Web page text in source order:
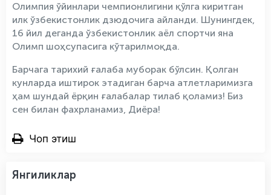
Олимпия ўйинлари чемпионлигини қўлга киритган
илк ўзбекистонлик дзюдочига айланди. Шунингдек,
16 йил деганда ўзбекистонлик аёл спортчи яна
Олимп шоҳсупасига кўтарилмоқда.
Барчага тарихий ғалаба муборак бўлсин. Қолган
кунларда иштирок этадиган барча атлетларимизга
ҳам шундай ёрқин ғалабалар тилаб қоламиз! Биз
сен билан фахрланамиз, Диёра!
Чоп этиш
Янгиликлар